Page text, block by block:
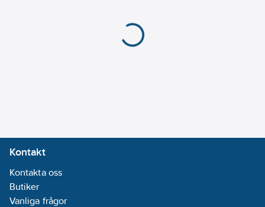
Kontakt
Kontakta oss
Butiker
Vanliga frågor